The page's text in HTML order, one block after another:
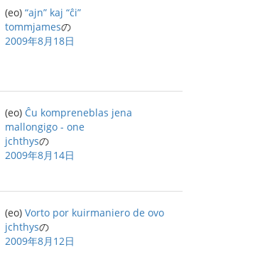
(eo) “ajn” kaj “ĉi”
tommjamesの
2009年8月18日
(eo) Ĉu kompreneblas jena
mallongigo - one
jchthysの
2009年8月14日
(eo) Vorto por kuirmaniero de ovo
jchthysの
2009年8月12日